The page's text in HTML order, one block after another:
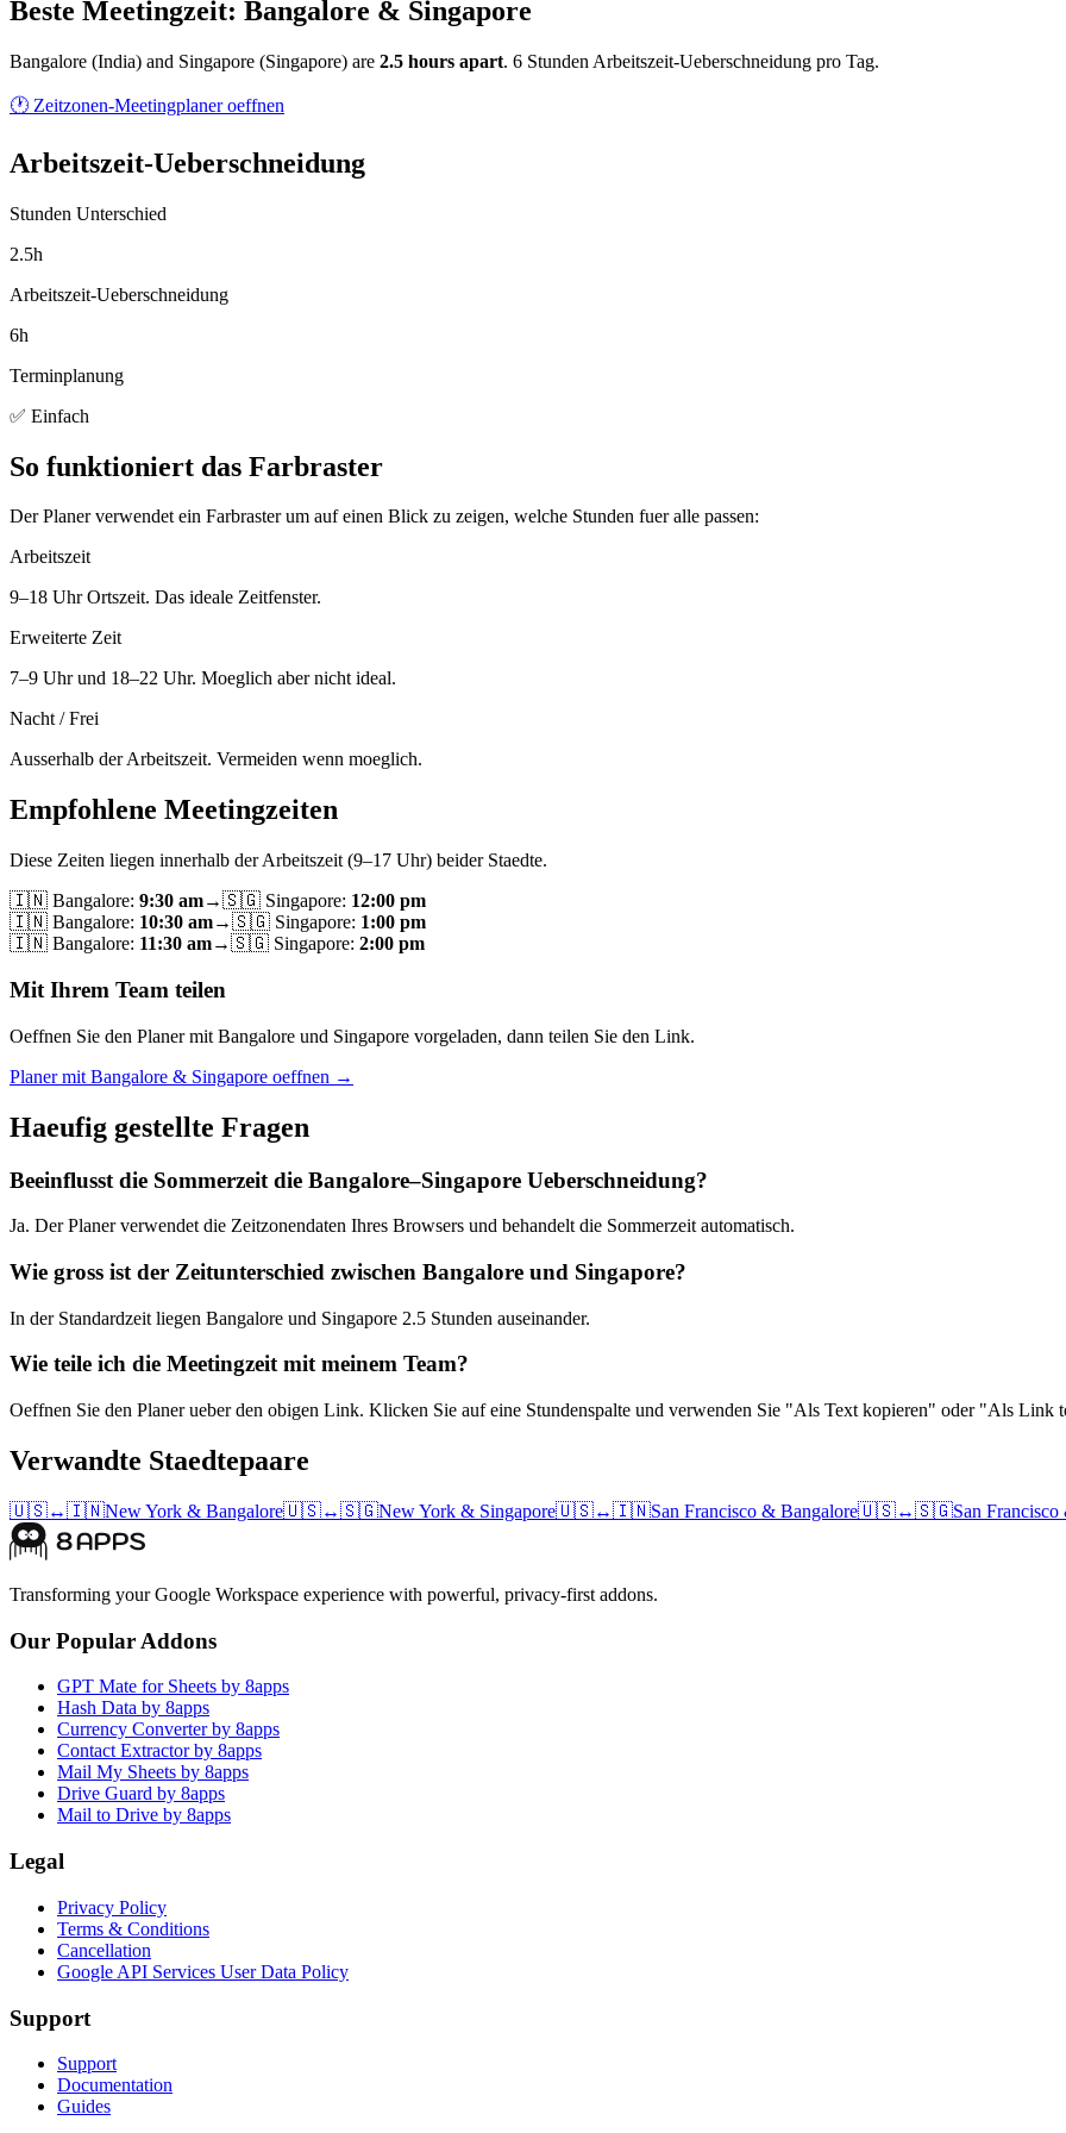
Beste Meetingzeit: Bangalore & Singapore
Bangalore (India) and Singapore (Singapore) are 2.5 hours apart. 6 Stunden Arbeitszeit-Ueberschneidung pro Tag.
🕐 Zeitzonen-Meetingplaner oeffnen
Arbeitszeit-Ueberschneidung
Stunden Unterschied
2.5h
Arbeitszeit-Ueberschneidung
6h
Terminplanung
✅ Einfach
So funktioniert das Farbraster
Der Planer verwendet ein Farbraster um auf einen Blick zu zeigen, welche Stunden fuer alle passen:
Arbeitszeit
9–18 Uhr Ortszeit. Das ideale Zeitfenster.
Erweiterte Zeit
7–9 Uhr und 18–22 Uhr. Moeglich aber nicht ideal.
Nacht / Frei
Ausserhalb der Arbeitszeit. Vermeiden wenn moeglich.
Empfohlene Meetingzeiten
Diese Zeiten liegen innerhalb der Arbeitszeit (9–17 Uhr) beider Staedte.
🇮🇳 Bangalore: 9:30 am→🇸🇬 Singapore: 12:00 pm
🇮🇳 Bangalore: 10:30 am→🇸🇬 Singapore: 1:00 pm
🇮🇳 Bangalore: 11:30 am→🇸🇬 Singapore: 2:00 pm
Mit Ihrem Team teilen
Oeffnen Sie den Planer mit Bangalore und Singapore vorgeladen, dann teilen Sie den Link.
Planer mit Bangalore & Singapore oeffnen →
Haeufig gestellte Fragen
Beeinflusst die Sommerzeit die Bangalore–Singapore Ueberschneidung?
Ja. Der Planer verwendet die Zeitzonendaten Ihres Browsers und behandelt die Sommerzeit automatisch.
Wie gross ist der Zeitunterschied zwischen Bangalore und Singapore?
In der Standardzeit liegen Bangalore und Singapore 2.5 Stunden auseinander.
Wie teile ich die Meetingzeit mit meinem Team?
Oeffnen Sie den Planer ueber den obigen Link. Klicken Sie auf eine Stundenspalte und verwenden Sie "Als Text kopieren" oder "Als Link
Verwandte Staedtepaare
🇺🇸↔🇮🇳New York & Bangalore🇺🇸↔🇸🇬New York & Singapore🇺🇸↔🇮🇳San Francisco & Bangalore🇺🇸↔🇸🇬San Francisco
Transforming your Google Workspace experience with powerful, privacy-first addons.
Our Popular Addons
GPT Mate for Sheets by 8apps
Hash Data by 8apps
Currency Converter by 8apps
Contact Extractor by 8apps
Mail My Sheets by 8apps
Drive Guard by 8apps
Mail to Drive by 8apps
Legal
Privacy Policy
Terms & Conditions
Cancellation
Google API Services User Data Policy
Support
Support
Documentation
Guides